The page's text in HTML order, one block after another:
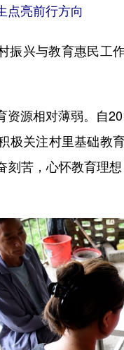
点亮前行方向
兴与教育惠民工
相对薄弱。自
极关注村里基础教
刻苦，心怀教育理